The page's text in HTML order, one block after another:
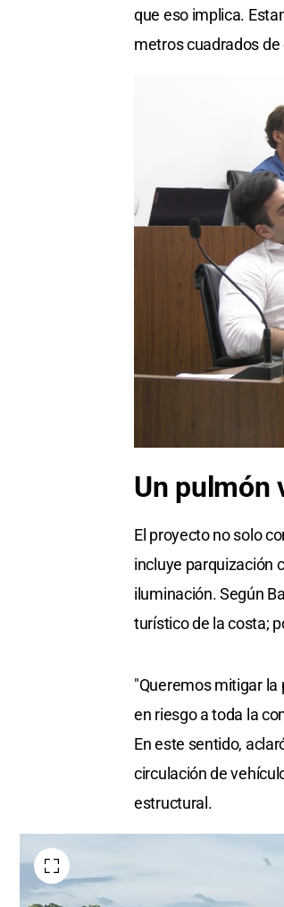
que eso implica.
metros cuadrados
Un pulmón
El proyecto no solo
incluye parquización
iluminación. Según
turístico de la costa;
"Queremos mitigar la
en riesgo a toda la
En este sentido,
circulación de
estructural.